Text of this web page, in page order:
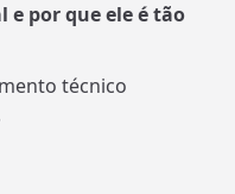
e por que ele é tão
técnico